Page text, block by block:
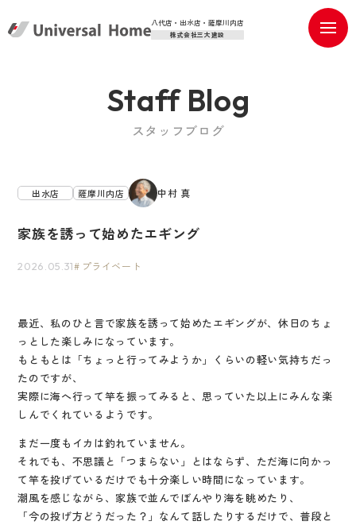
八代店・出水店・薩摩川内店
株式会社三大建設
Staff Blog
スタッフブログ
出水店 薩摩川内店 中村 真
家族を誘って始めたエギング
2026.05.31 プライベート
最近、私のひと言で家族を誘って始めたエギングが、休日のちょ
っとした楽しみになっています。
もともとは「ちょっと行ってみようか」くらいの軽い気持ちだっ
たのですが、
実際に海へ行って竿を振ってみると、思っていた以上にみんな楽
しんでくれているようです。
まだ一度もイカは釣れていません。
それでも、不思議と「つまらない」とはならず、ただ海に向かっ
て竿を投げているだけでも十分楽しい時間になっています。
潮風を感じながら、家族で並んでぼんやり海を眺めたり、
「今の投げ方どうだった？」なんて話したりするだけで、普段と